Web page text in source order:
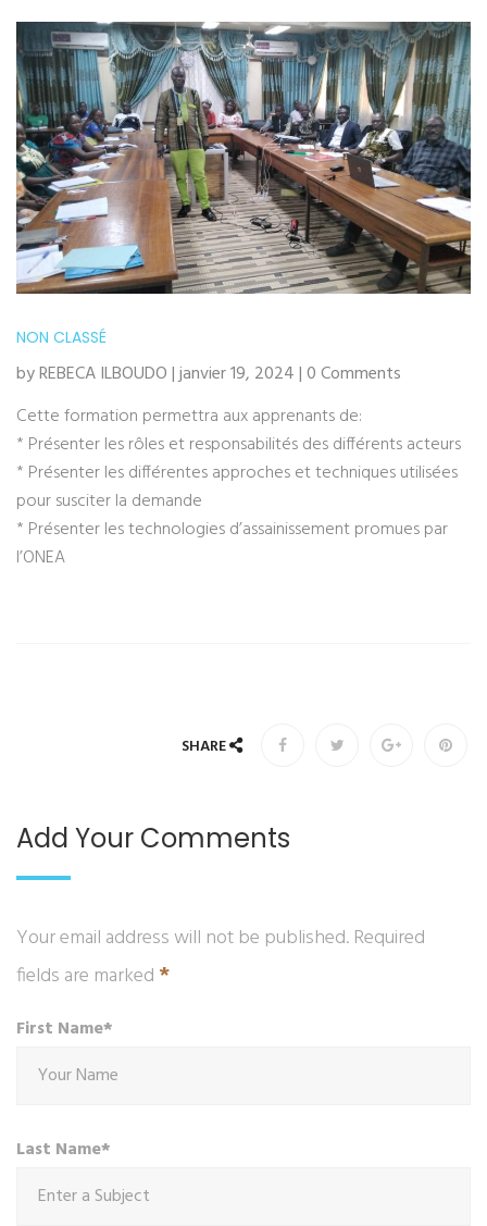
NON CLASSÉ
by REBECA ILBOUDO | janvier 19, 2024 | 0 Comments
Cette formation permettra aux apprenants de:
* Présenter les rôles et responsabilités des différents acteurs
* Présenter les différentes approches et techniques utilisées
pour susciter la demande
* Présenter les technologies d’assainissement promues par
l’ONEA
SHARE
Add Your Comments
Your email address will not be published. Required
fields are marked *
First Name*
Last Name*